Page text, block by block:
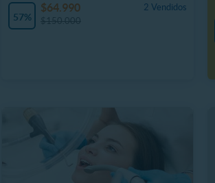
57%
2 Vendidos
$64.990